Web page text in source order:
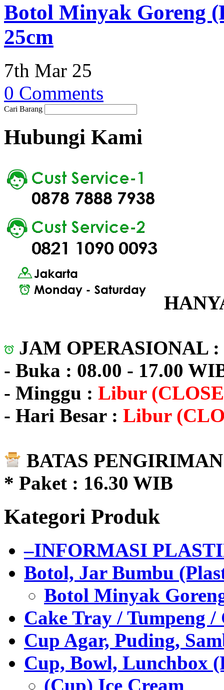
Botol Minyak Goreng
25cm
7th Mar 25
0 Comments
Cari Barang
Hubungi Kami
JAM OPERASIONAL :
- Buka : 08.00 - 17.00
- Minggu : Libur
- Hari Besar : Libur
BATAS
* Paket : 16.30 WIB
Kategori Produk
–INFORMASI
Botol, Jar Bumbu
Botol Minyak
Cake Tray / Tumpeng /
Cup Agar, Puding,
Cup, Bowl, Lunchbox
(Cup) Ice Cream